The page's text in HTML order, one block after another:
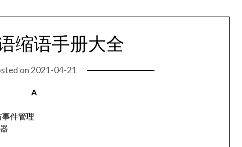
缩语手册大全
on 2021-04-21
A
事件管理